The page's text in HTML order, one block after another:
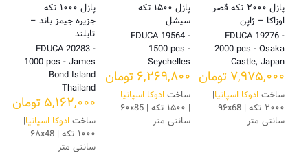
پازل ۲۰۰۰ تکه قصر
اوزاکا – ژاپن
EDUCA 19276 -
2000 pcs - Osaka
Castle, Japan
۷,۹۷۵,۰۰۰ تومان
ساختادوکا اسپانیا|
۲۰۰۰ تکه | ۹۶x68
سانتی متر
پازل ۱۵۰۰ تکه
سیشل
EDUCA 19564 -
1500 pcs -
Seychelles
۶,۲۶۹,۸۰۰ تومان
ساختادوکا اسپانیا
| ۱۵۰۰ تکه | ۶۰x85
سانتی متر
پازل ۱۰۰۰ تکه
جزیره جیمز باند –
تایلند
EDUCA 20283 -
1000 pcs - James
Bond Island
Thailand
۵,۱۶۲,۰۰۰ تومان
ساختادوکا اسپانیا|
۱۰۰۰ تکه | ۶۸x48
سانتی متر